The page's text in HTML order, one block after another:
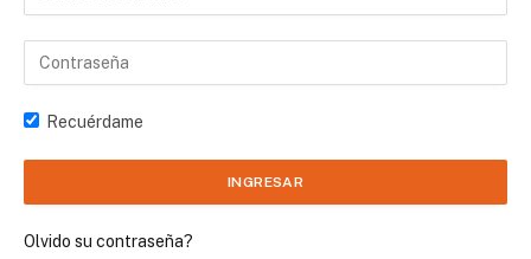
Recuérdame
Olvido su contraseña?